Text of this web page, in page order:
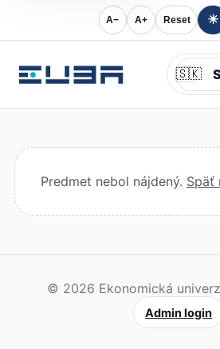
A− A+ Reset ☀
🇸🇰
Predmet nebol nájdený. Späť
© 2026 Ekonomická
Admin login